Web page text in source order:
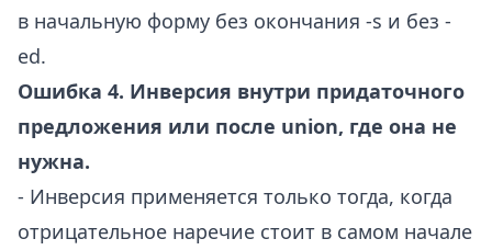
в начальную форму без окончания -s и без -
ed.
Ошибка 4. Инверсия внутри придаточного
предложения или после union, где она не
нужна.
- Инверсия применяется только тогда, когда
отрицательное наречие стоит в самом начале